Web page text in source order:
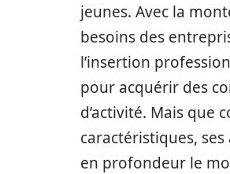
jeunes. Avec la
besoins des
l’insertion
pour acquérir des
d’activité. Mais que
caractéristiques,
en profondeur le